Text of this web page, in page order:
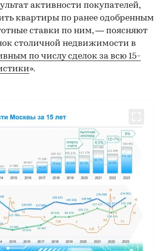
активности покупателей,
квартиры по ранее одобренным
ставки по ним, — поясняют
столичной недвижимости в
по числу сделок за всю 15-
».